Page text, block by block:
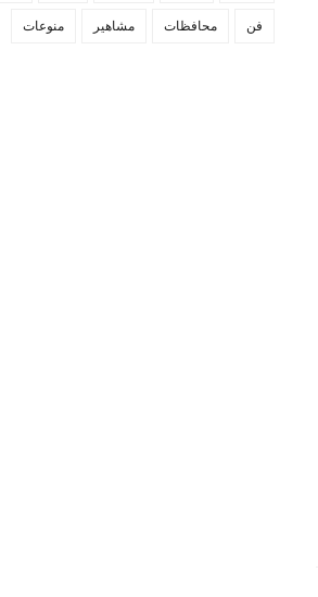
فن محافظات مشاهير منوعات